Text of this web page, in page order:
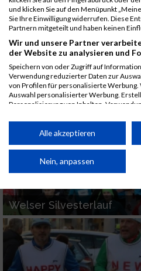
Silvesterläufe in
Welser Silvesterlauf
und klicken Sie auf den Menüpunkt
Sie Ihre Einwilligung widerrufen. Diese
Partnern mitgeteilt und haben keinen
Wir und unsere Partner
der Website zu analysieren und
Speichern von oder Zugriff auf
Verwendung reduzierter Daten zur
von Profilen für personalisierte
Auswahl personalisierter Werbung.
Personalisierung von Inhalten.
Performance von Inhalten. Analyse von
Kombinationen von Daten aus
von Inhalten.
Daten können außerhalb der
Website/App.
Partnerliste anzeigen (1 IAB-
Wir nutzen Ihre Daten für folgende
IAB-Verarbeitungszwecke:
Speichern von oder Zugriff auf
Alle akzeptieren
Nein, anpassen